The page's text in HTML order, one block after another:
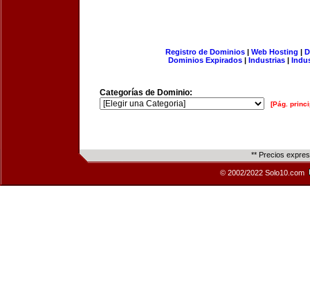
Registro de Dominios| Web Hosting |
Dominios Expirados | Industrias |
Categorías de Dominio:
[Pág.
** Precios
© 2002/2022 Solo10.com